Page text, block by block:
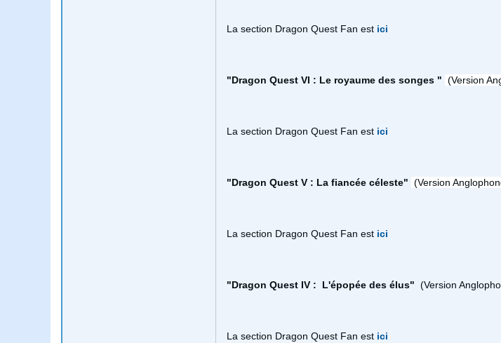
La section Dragon Quest Fan est ici
"Dragon Quest VI : Le royaume des songes " (Version
La section Dragon Quest Fan est ici
"Dragon Quest V : La fiancée céleste" (Version
La section Dragon Quest Fan est ici
"Dragon Quest IV : L'épopée des élus" (Version
La section Dragon Quest Fan est ici